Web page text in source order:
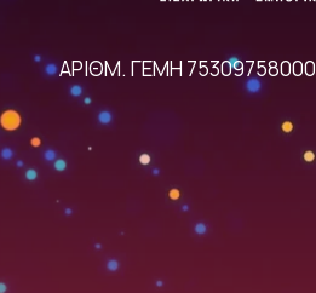
ΑΡΙΘΜ. ΓΕΜΗ 75309758000